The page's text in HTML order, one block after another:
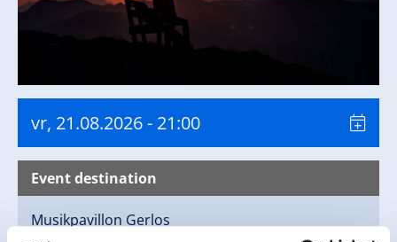
Erbhofa, Gmünd 34a Gerlos.
Let op de actuele informatie bij de Musikpavillon en
** Bij slecht weer gaat de voorstelling niet door.
vr, 21.08.2026- 21:00
Event destination
Musikpavillon Gerlos